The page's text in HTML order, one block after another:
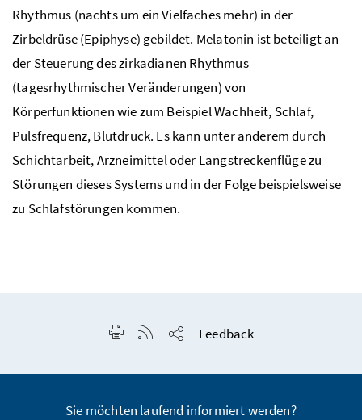
Rhythmus (nachts um ein Vielfaches mehr) in der
Zirbeldrüse (Epiphyse) gebildet. Melatonin ist beteiligt an
der Steuerung des zirkadianen Rhythmus
(tagesrhythmischer Veränderungen) von
Körperfunktionen wie zum Beispiel Wachheit, Schlaf,
Pulsfrequenz, Blutdruck. Es kann unter anderem durch
Schichtarbeit, Arzneimittel oder Langstreckenflüge zu
Störungen dieses Systems und in der Folge beispielsweise
zu Schlafstörungen kommen.
Seite drucken
RSS-Feed anzeigen
Feedback
Sie möchten laufend informiert werden?